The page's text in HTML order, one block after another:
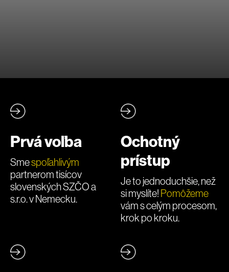
Prvá voľba
Smespoľahlivým
partnerom tisícov
slovenských SZČO a
s.r.o. v Nemecku.
Ochotný
prístup
Je to jednoduchšie, než
si myslíte! Pomôžeme
vám s celým procesom,
krok po kroku.